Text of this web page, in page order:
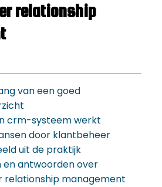
relationship
van een goed
crm-systeem werkt
door klantbeheer
uit de praktijk
en antwoorden over
relationship management